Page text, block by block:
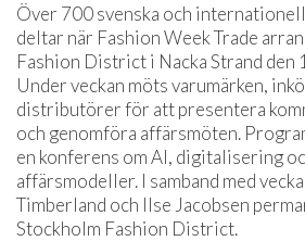
Över 700 svenska och
deltar när Fashion Week Trade
Fashion District i Nacka Strand den
Under veckan möts varumärken,
distributörer för att presentera
och genomföra affärsmöten.
en konferens om AI, digitalisering
affärsmodeller. I samband med
Timberland och Ilse Jacobsen
Stockholm Fashion District.